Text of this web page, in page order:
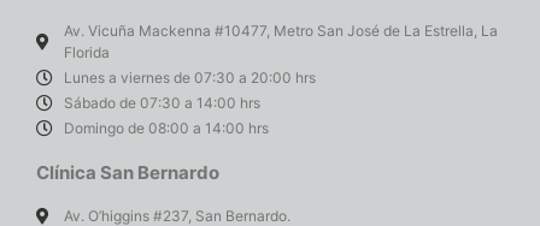
Av. Vicuña Mackenna #10477, Metro San José de La Estrella, La
Florida
Lunes a viernes de 07:30 a 20:00 hrs
Sábado de 07:30 a 14:00 hrs
Domingo de 08:00 a 14:00 hrs
Clínica San Bernardo
Av. O’higgins #237, San Bernardo.